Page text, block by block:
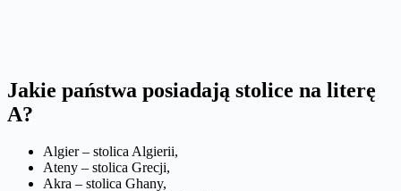
Jakie państwa posiadają stolice na literę
A?
Algier – stolica Algierii,
Ateny – stolica Grecji,
Akra – stolica Ghany,